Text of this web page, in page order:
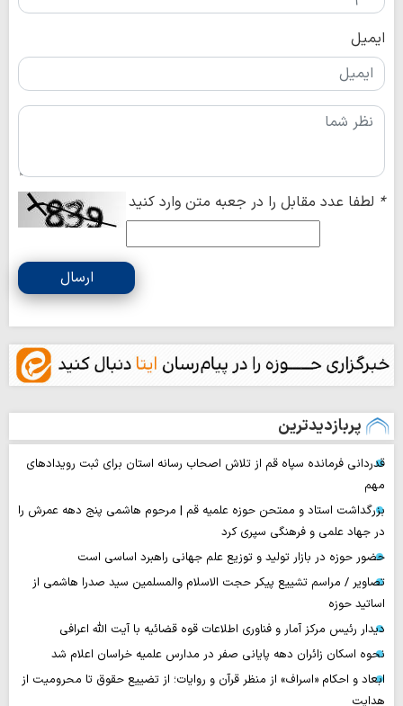
ایمیل
* لطفا عدد مقابل را در جعبه متن وارد کنید
ارسال
پربازدیدترین
قدردانی فرمانده سپاه قم از تلاش اصحاب رسانه استان برای ثبت رویدادهای
مهم
بزرگداشت استاد و ممتحن حوزه علمیه قم | مرحوم هاشمی پنج دهه عمرش را
در جهاد علمی و فرهنگی سپری کرد
حضور حوزه در بازار تولید و توزیع علم جهانی راهبرد اساسی است
تصاویر / مراسم تشییع پیکر حجت ‌الاسلام والمسلمین سید صدرا هاشمی از
اساتید حوزه
دیدار رئیس مرکز آمار و فناوری اطلاعات قوه قضائیه با آیت الله اعرافی
نحوه اسکان زائران دهه پایانی صفر در مدارس علمیه خراسان اعلام شد
ابعاد و احکام «اسراف» از منظر قرآن و روایات؛ از تضییع حقوق تا محرومیت از
هدایت